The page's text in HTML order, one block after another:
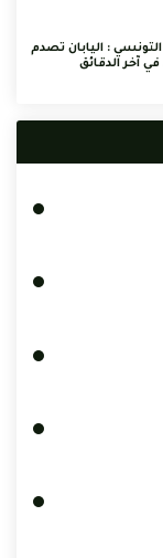
: اليابان تصدم
آخر الدقائق